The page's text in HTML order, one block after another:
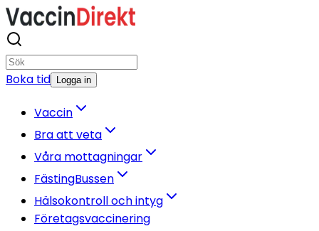
Boka tid Logga in
Vaccin
Bra att veta
Våra mottagningar
FästingBussen
Hälsokontroll och intyg
Företagsvaccinering